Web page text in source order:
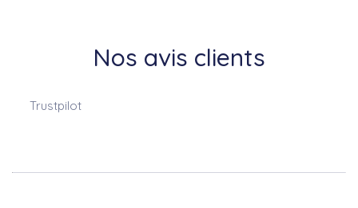
Nos avis clients
Trustpilot